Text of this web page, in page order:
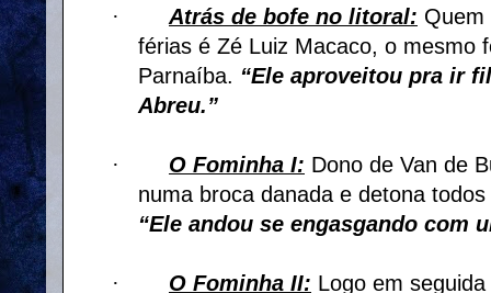
· Atrás de bofe no litoral: Quem
férias é Zé Luiz Macaco, o mesmo
Parnaíba. “Ele aproveitou pra ir
Abreu.”
· O Fominha I: Dono de Van de
numa broca danada e detona
“Ele andou se engasgando com
· O Fominha II: Logo em